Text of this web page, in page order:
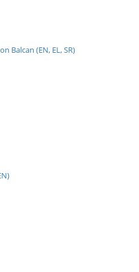
Balcan (EN, EL, SR)